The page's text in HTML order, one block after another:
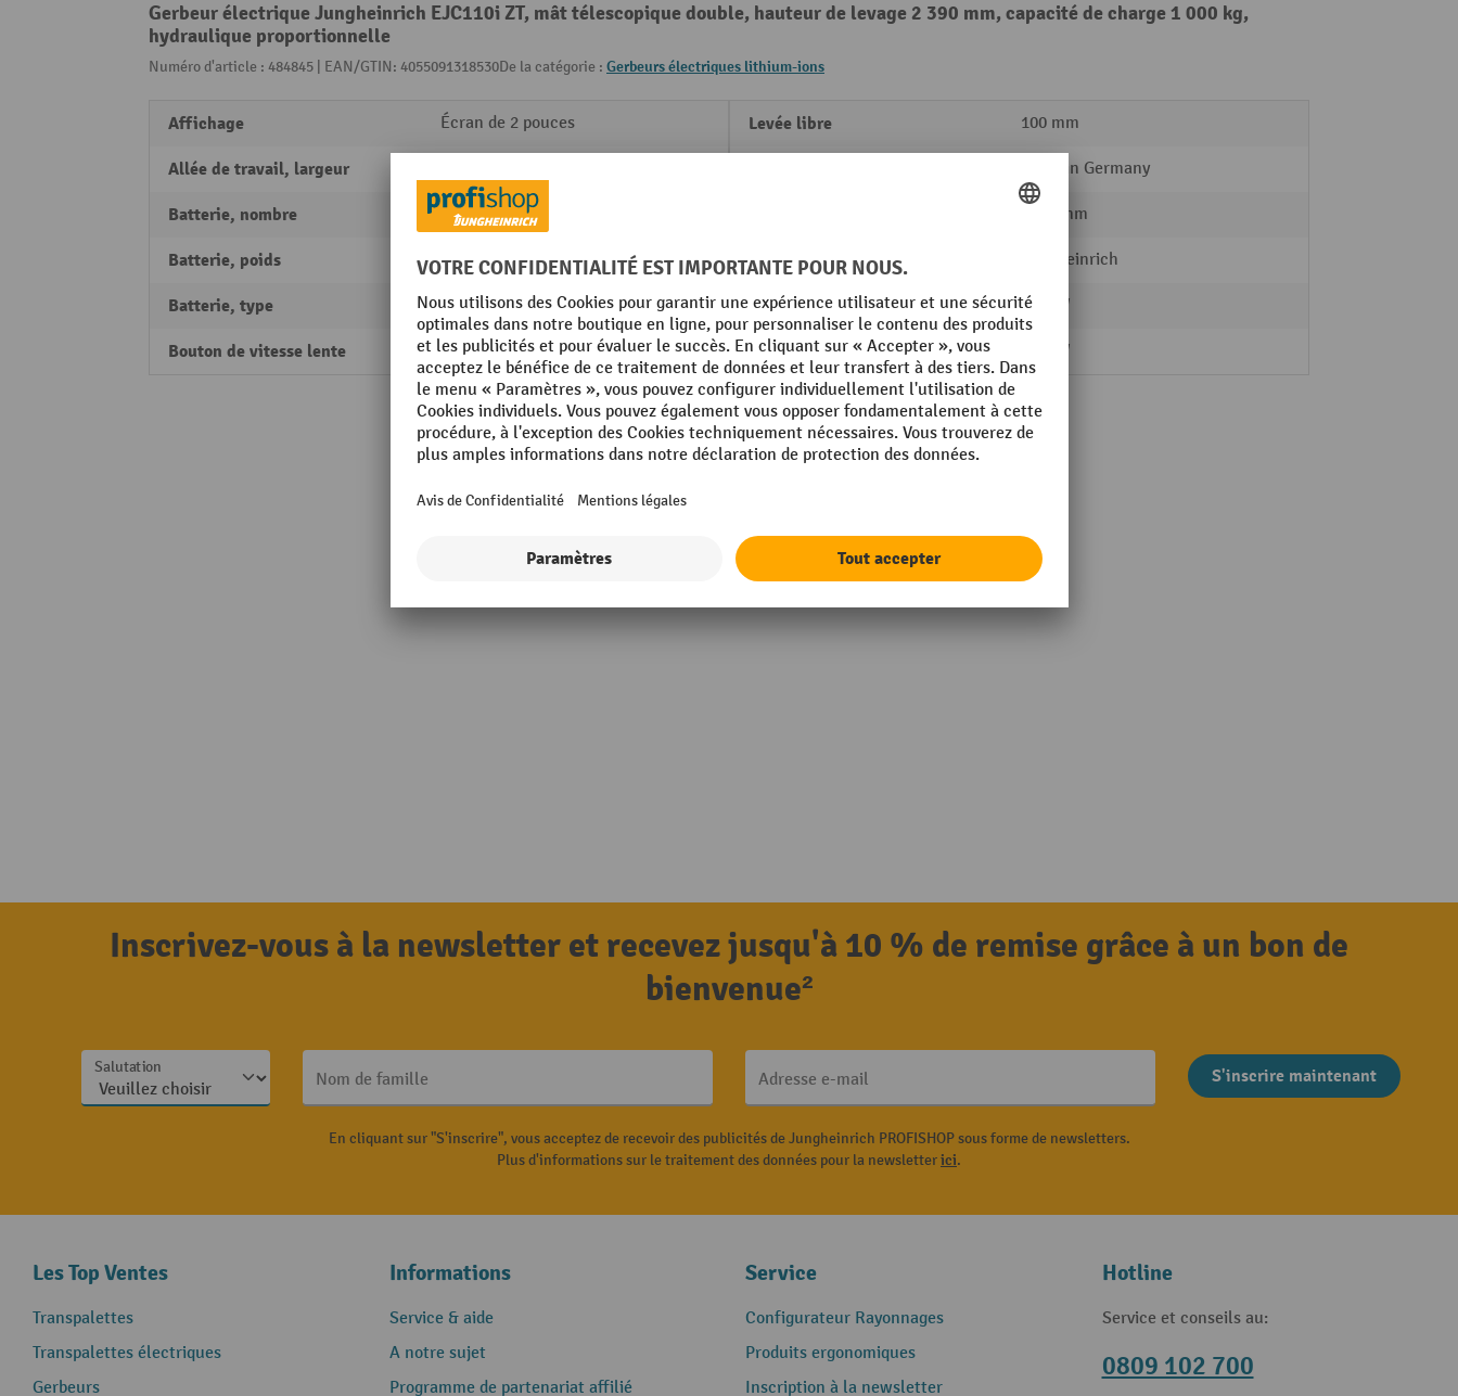
Gerbeur électrique Jungheinrich EJC110i ZT, mât télescopique double, hauteur de levage 2 390 mm, capacité de charge 1 000 kg,
hydraulique proportionnelle
Numéro d'article : 484845 | EAN/GTIN: 4055091318530De la catégorie : Gerbeurs électriques lithium-ions
Affichage Écran de 2 pouces
Allée de travail, largeur
Batterie, nombre 1
Batterie, poids 47 kg
Batterie, type Lithium-ion
Bouton de vitesse lente oui
Levée libre 100 mm
Made in Germany
1754 mm
Marque Jungheinrich
Moteur d'élévation, puissance 2.2 kW
Moteur de traction, puissance 0.9 kW
Afficher tous les détails techniques
Inscrivez-vous à la newsletter et recevez jusqu'à 10 % de remise grâce à un bon de
bienvenue²
Salutation
Nom de famille Adresse e-mail S'inscrire maintenant
En cliquant sur "S'inscrire", vous acceptez de recevoir des publicités de Jungheinrich PROFISHOP sous forme de newsletters.
Plus d'informations sur le traitement des données pour la newsletterici.
Les Top Ventes
Transpalettes
Transpalettes électriques
Gerbeurs
Informations
Service & aide
A notre sujet
Programme de partenariat affilié
Service
Configurateur Rayonnages
Produits ergonomiques
Inscription à la newsletter
Hotline
Service et conseils au:
0809 102 700